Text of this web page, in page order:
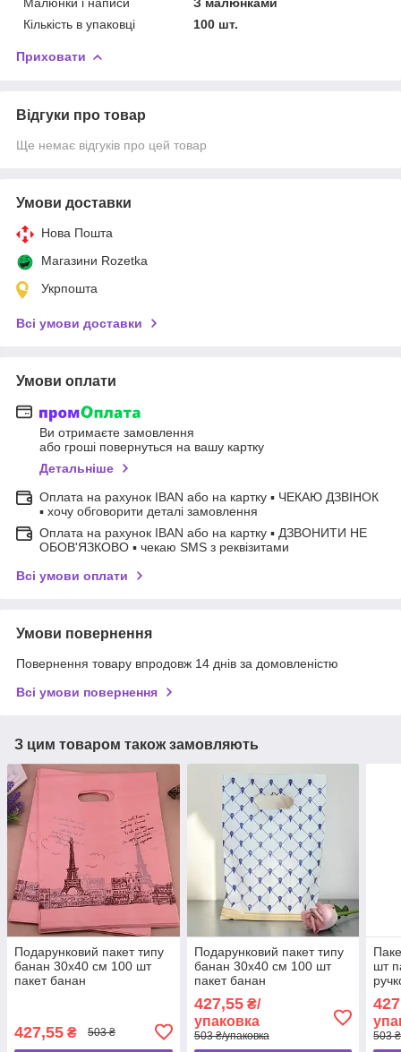
Кількість в упаковці
100 шт.
Приховати
Відгуки про товар
Ще немає відгуків про цей товар
Умови доставки
Нова Пошта
Магазини Rozetka
Укрпошта
Всі умови доставки
Умови оплати
Ви отримаєте замовлення
або гроші повернуться на вашу картку
Детальніше
Оплата на рахунок IBAN або на картку ▪ ЧЕКАЮ ДЗВІНОК
▪ хочу обговорити деталі замовлення
Оплата на рахунок IBAN або на картку ▪ ДЗВОНИТИ НЕ
ОБОВ'ЯЗКОВО ▪ чекаю SMS з реквізитами
Всі умови оплати
Умови повернення
Повернення товару впродовж 14 днів за домовленістю
Всі умови повернення
З цим товаром також замовляють
Подарунковий пакет типу
банан 30x40 см 100 шт
пакет банан
427,55 ₴ 503 ₴
Подарунковий пакет типу
банан 30x40 см 100 шт
пакет банан
прорізною ручкою
427,55₴/
упаковка
503 ₴/упаковка
шт
503